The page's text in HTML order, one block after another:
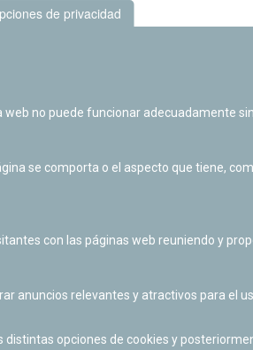
de privacidad
no puede funcionar adecuadamente
se comporta o el aspecto que tiene,
con las páginas web reuniendo y
anuncios relevantes y atractivos para el
opciones de cookies y